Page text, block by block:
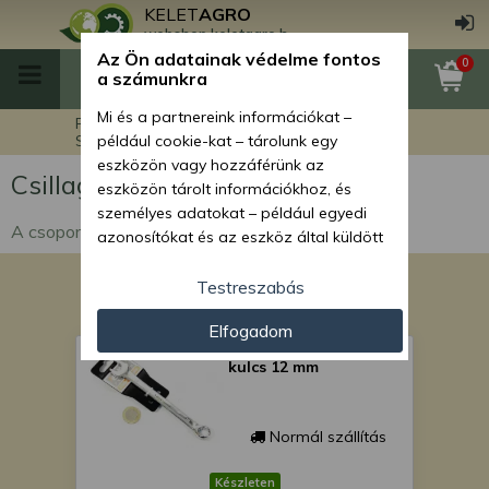
KELETAGRO
webshop.keletagro.hu
0
Főoldal
Egyéb termékek
Szerszámok
Csillag-, villáskulcsok
Csillag-, villáskulcsok
A csoportban csillag-,villáskulcsok találhatók.
szerszám csillag-villás
kulcs 12 mm
Normál szállítás
Készleten
Az Ön adatainak védelme fontos
a számunkra
Mi és a partnereink információkat –
például cookie-kat – tárolunk egy
eszközön vagy hozzáférünk az
eszközön tárolt információkhoz, és
személyes adatokat – például egyedi
azonosítókat és az eszköz által küldött
személyre szabott hirdetések és
tartalom nyújtásához, hirdetés- és
tartalomméréshez, nézettségi adatok
gyűjtéséhez, valamint termékek
kifejlesztéséhez és a termékek
javításához. Az Ön engedélyével mi és a
partnereink eszközleolvasásos
adatokat és azonosítási információkat
Testreszabás
Elfogadom